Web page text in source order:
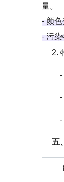
量‌。
- 颜色
- 污染
2.
-
-
-
五